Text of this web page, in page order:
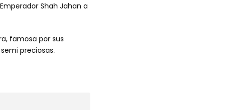
Shah Jahan a
famosa por sus
preciosas.